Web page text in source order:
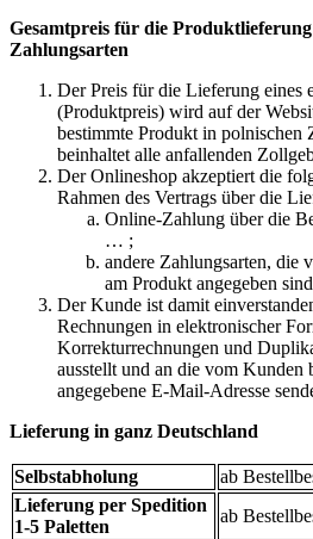
Gesamtpreis für die
Zahlungsarten
Der Preis für die Lieferung eines
(Produktpreis) wird auf der
bestimmte Produkt in polnischen
beinhaltet alle anfallenden
Der Onlineshop akzeptiert die
Rahmen des Vertrags über die
Online-Zahlung über die
… ;
andere Zahlungsarten, die
am Produkt angegeben
Der Kunde ist damit
Rechnungen in elektronischer
Korrekturrechnungen und
ausstellt und an die vom Kunden
angegebene E-Mail-Adresse
Lieferung in ganz Deutschland
Selbstabholung
ab
Lieferung per Spedition
1-5 Paletten
ab